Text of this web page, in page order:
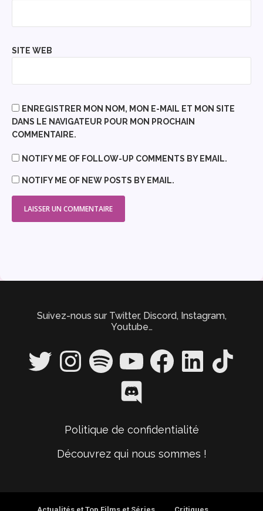
SITE WEB
ENREGISTRER MON NOM, MON E-MAIL ET MON SITE
DANS LE NAVIGATEUR POUR MON PROCHAIN
COMMENTAIRE.
NOTIFY ME OF FOLLOW-UP COMMENTS BY EMAIL.
NOTIFY ME OF NEW POSTS BY EMAIL.
Suivez-nous sur Twitter, Discord, Instagram,
Youtube…
Twitter InstagramSpotify YouTube FacebookLinkedIn TikTok
Discord
Politique de confidentialité
Découvrez qui nous sommes !